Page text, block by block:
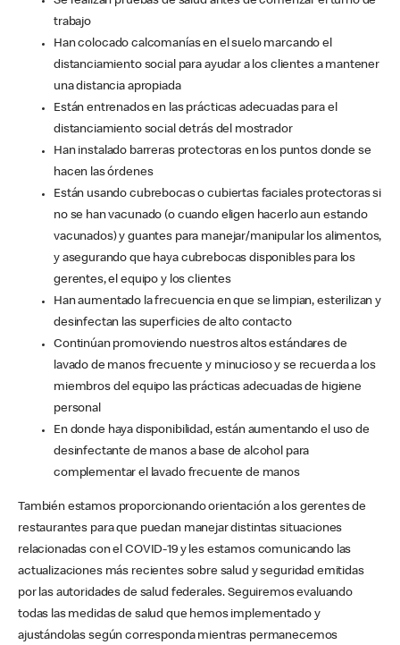
trabajo
Han colocado calcomanías en el suelo marcando el
distanciamiento social para ayudar a los clientes a mantener
una distancia apropiada
Están entrenados en las prácticas adecuadas para el
distanciamiento social detrás del mostrador
Han instalado barreras protectoras en los puntos donde se
hacen las órdenes
Están usando cubrebocas o cubiertas faciales protectoras si
no se han vacunado (o cuando eligen hacerlo aun estando
vacunados) y guantes para manejar/manipular los alimentos,
y asegurando que haya cubrebocas disponibles para los
gerentes, el equipo y los clientes
Han aumentado la frecuencia en que se limpian, esterilizan y
desinfectan las superficies de alto contacto
Continúan promoviendo nuestros altos estándares de
lavado de manos frecuente y minucioso y se recuerda a los
miembros del equipo las prácticas adecuadas de higiene
personal
En donde haya disponibilidad, están aumentando el uso de
desinfectante de manos a base de alcohol para
complementar el lavado frecuente de manos
También estamos proporcionando orientación a los gerentes de
restaurantes para que puedan manejar distintas situaciones
relacionadas con el COVID-19 y les estamos comunicando las
actualizaciones más recientes sobre salud y seguridad emitidas
por las autoridades de salud federales. Seguiremos evaluando
todas las medidas de salud que hemos implementado y
ajustándolas según corresponda mientras permanecemos